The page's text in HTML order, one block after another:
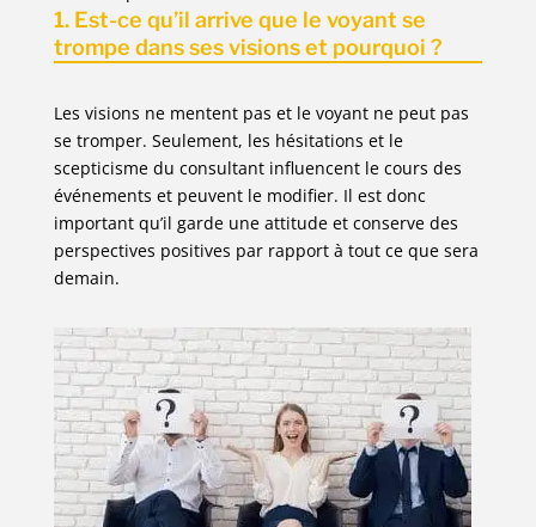
1. Est-ce qu’il arrive que le voyant se
trompe dans ses visions et pourquoi ?
Les visions ne mentent pas et le voyant ne peut pas
se tromper. Seulement, les hésitations et le
scepticisme du consultant influencent le cours des
événements et peuvent le modifier. Il est donc
important qu’il garde une attitude et conserve des
perspectives positives par rapport à tout ce que sera
demain.